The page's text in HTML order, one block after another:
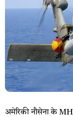
अमेरिकी नौसेना के